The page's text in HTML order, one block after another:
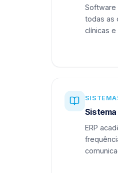
Software
todas as
clínicas
ERP